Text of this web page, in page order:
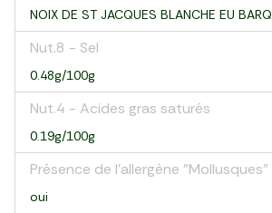
NOIX DE ST JACQUES BLANCHE EU
Nut.8 - Sel
0.48g/100g
Nut.4 - Acides gras saturés
0.19g/100g
Présence de l'allergène "Mollusques"
oui